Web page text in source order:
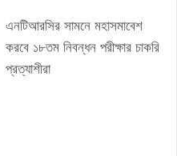
এনটিআরসির সামনে মহাসমাবেশ
করবে ১৮তম নিবন্ধন পরীক্ষার চাকরি
প্রত্যাশীরা